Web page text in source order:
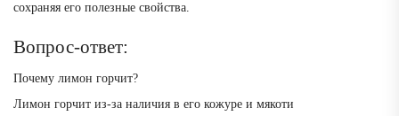
сохраняя его полезные свойства.
Вопрос-ответ:
Почему лимон горчит?
Лимон горчит из-за наличия в его кожуре и мякоти